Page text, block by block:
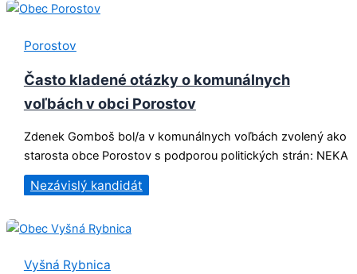
Porostov
Často kladené otázky o komunálnych
voľbách v obci Porostov
Zdenek Gomboš bol/a v komunálnych voľbách zvolený ako
starosta obce Porostov s podporou politických strán: NEKA
Nezávislý kandidát
Vyšná Rybnica